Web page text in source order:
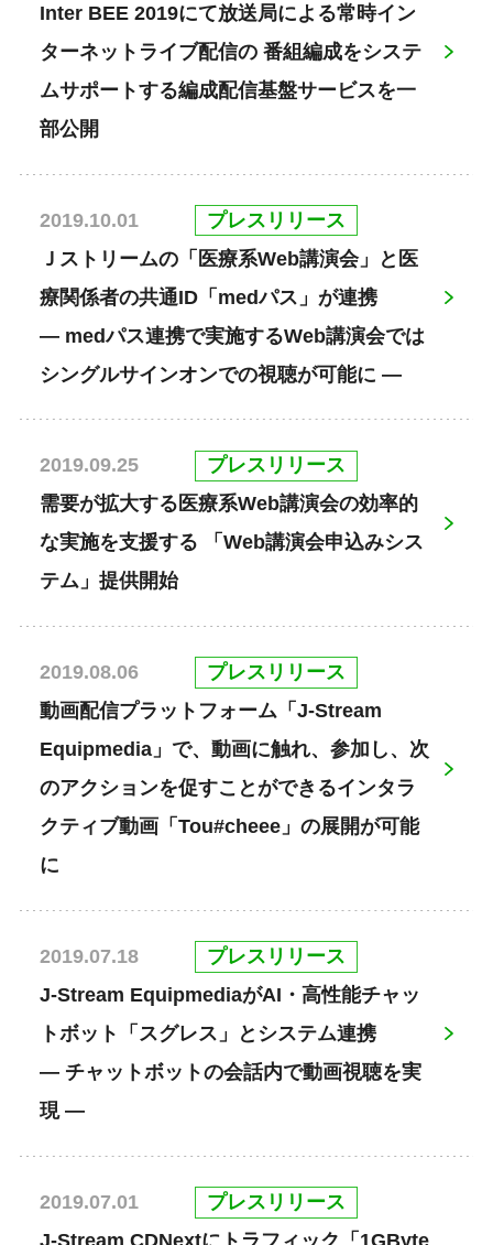
Inter BEE 2019にて放送局による常時イン
ターネットライブ配信の 番組編成をシステ
ムサポートする編成配信基盤サービスを一
部公開
2019.10.01
プレスリリース
Ｊストリームの「医療系Web講演会」と医
療関係者の共通ID「medパス」が連携
― medパス連携で実施するWeb講演会では
シングルサインオンでの視聴が可能に ―
2019.09.25
プレスリリース
需要が拡大する医療系Web講演会の効率的
な実施を支援する 「Web講演会申込みシス
テム」提供開始
2019.08.06
プレスリリース
動画配信プラットフォーム「J-Stream
Equipmedia」で、動画に触れ、参加し、次
のアクションを促すことができるインタラ
クティブ動画「Tou#cheee」の展開が可能
に
2019.07.18
プレスリリース
J-Stream EquipmediaがAI・高性能チャッ
トボット「スグレス」とシステム連携
― チャットボットの会話内で動画視聴を実
現 ―
2019.07.01
プレスリリース
J-Stream CDNextにトラフィック「1GByte